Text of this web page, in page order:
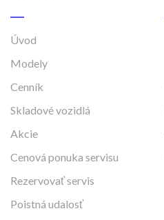
Úvod
Modely
Cenník
Skladové vozidlá
Akcie
Cenová ponuka servisu
Rezervovať servis
Poistná udalosť